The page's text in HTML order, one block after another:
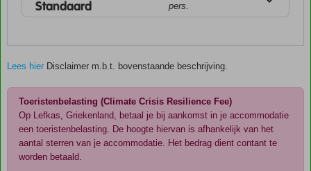
Standaard
pers.
Lees hier Disclaimer m.b.t. bovenstaande beschrijving.
Toeristenbelasting (Climate Crisis Resilience Fee)
Op Lefkas, Griekenland, betaal je bij aankomst in je accommodatie
een toeristenbelasting. De hoogte hiervan is afhankelijk van het
aantal sterren van je accommodatie. Het bedrag dient contant te
worden betaald.